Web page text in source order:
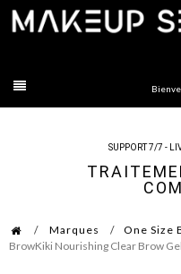
SUPPORT 7/7 -
Marques One Size
BrowKiki Nourishing Clear Brow Gel